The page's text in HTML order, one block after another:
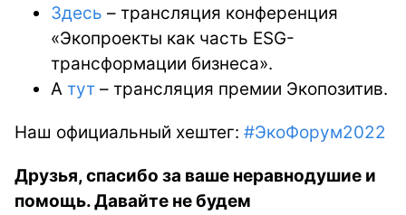
Здесь – трансляция конференция
«Экопроекты как часть ESG-
трансформации бизнеса».
А тут – трансляция премии Экопозитив.
Наш официальный хештег: #ЭкоФорум2022
Друзья, спасибо за ваше неравнодушие и
помощь. Давайте не будем